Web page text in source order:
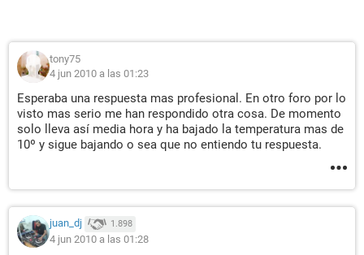
tony75
4 jun 2010 a las 01:23
Esperaba una respuesta mas profesional. En otro foro por lo
visto mas serio me han respondido otra cosa. De momento
solo lleva así media hora y ha bajado la temperatura mas de
10º y sigue bajando o sea que no entiendo tu respuesta.
juan_dj 1.898
4 jun 2010 a las 01:28